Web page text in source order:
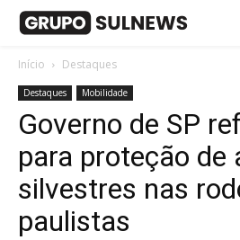
Início Destaques
Destaques Mobilidade
Governo de SP
para proteção de
silvestres nas
paulistas